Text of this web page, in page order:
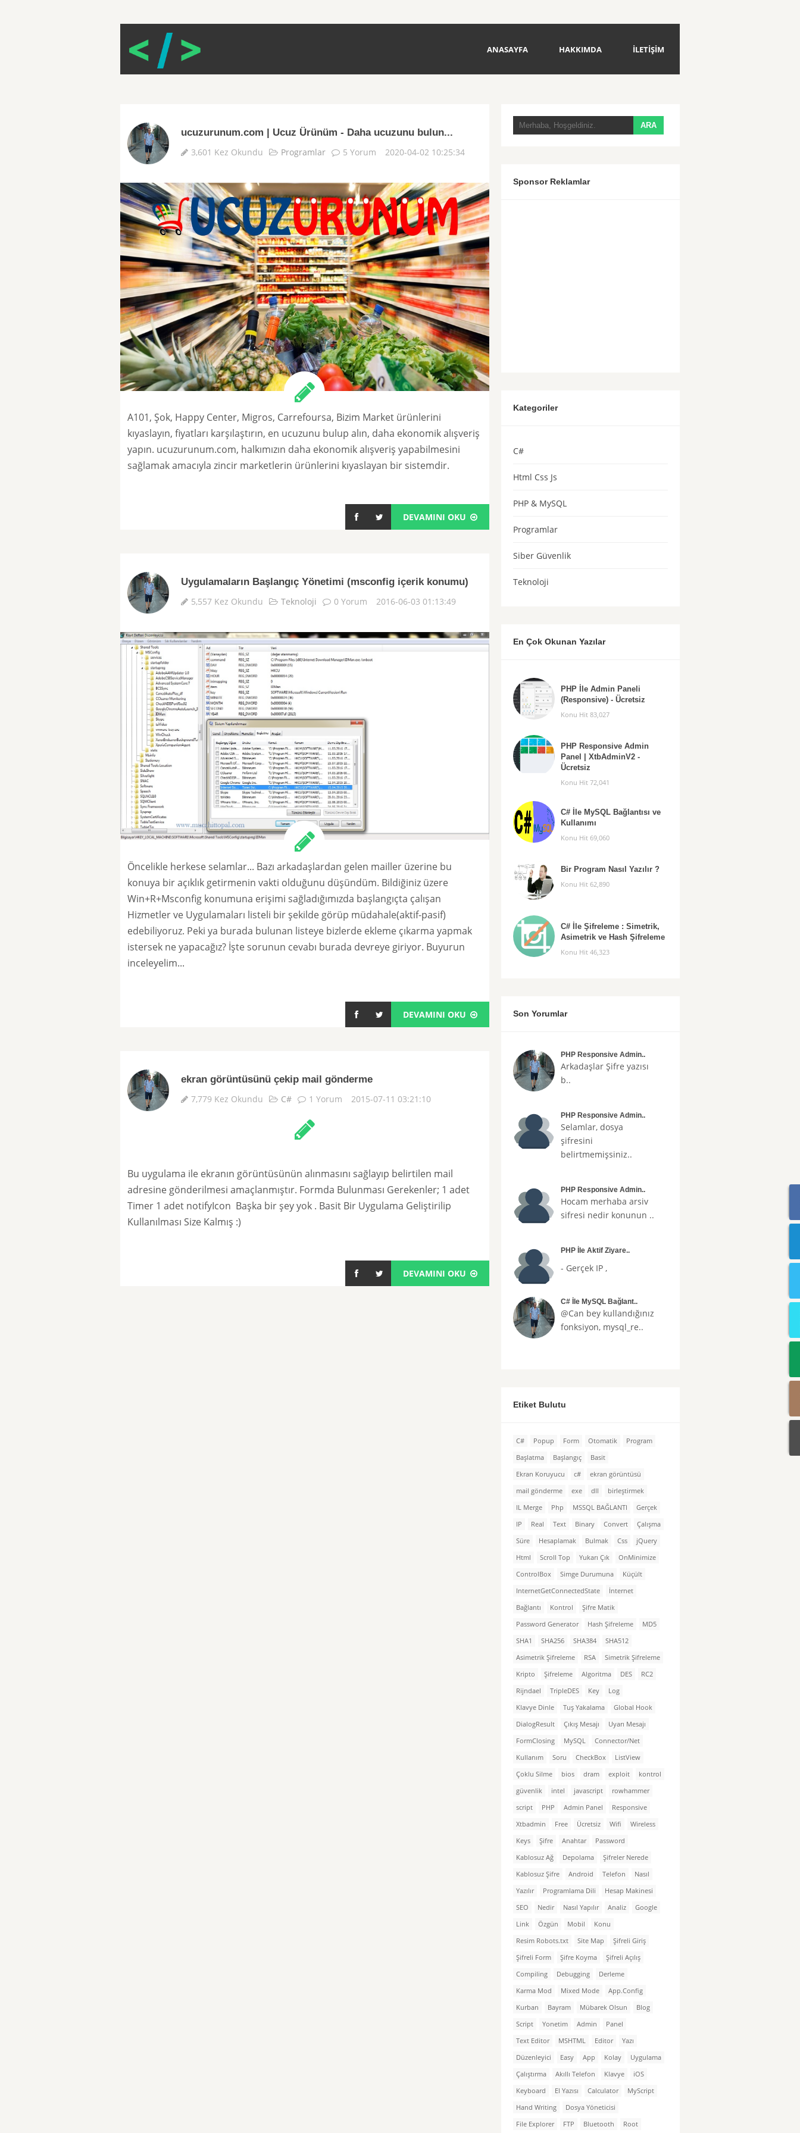
ANASAYFA HAKKIMDA İLETİŞİM
ucuzurunum.com | Ucuz Ürünüm - Daha ucuzunu bulun...
3,601 Kez Okundu
Programlar 5 Yorum 2020-04-02 10:25:34
A101, Şok, Happy Center, Migros, Carrefoursa, Bizim Market ürünlerini
kıyaslayın, fiyatları karşılaştırın, en ucuzunu bulup alın, daha ekonomik alışveriş
yapın. ucuzurunum.com, halkımızın daha ekonomik alışveriş yapabilmesini
sağlamak amacıyla zincir marketlerin ürünlerini kıyaslayan bir sistemdir.
DEVAMINI OKU
Uygulamaların Başlangıç Yönetimi (msconfig içerik konumu)
5,557 Kez Okundu
Teknoloji 0 Yorum 2016-06-03 01:13:49
Öncelikle herkese selamlar... Bazı arkadaşlardan gelen mailler üzerine bu
konuya bir açıklık getirmenin vakti olduğunu düşündüm. Bildiğiniz üzere
Win+R+Msconfig konumuna erişimi sağladığımızda başlangıçta çalışan
Hizmetler ve Uygulamaları listeli bir şekilde görüp müdahale(aktif-pasif)
edebiliyoruz. Peki ya burada bulunan listeye bizlerde ekleme çıkarma yapmak
istersek ne yapacağız? İşte sorunun cevabı burada devreye giriyor. Buyurun
inceleyelim...
DEVAMINI OKU
ekran görüntüsünü çekip mail gönderme
7,779 Kez Okundu
C# 1 Yorum 2015-07-11 03:21:10
Bu uygulama ile ekranın görüntüsünün alınmasını sağlayıp belirtilen mail
adresine gönderilmesi amaçlanmıştır. Formda Bulunması Gerekenler; 1 adet
Timer 1 adet notifyIcon Başka bir şey yok . Basit Bir Uygulama Geliştirilip
Kullanılması Size Kalmış :)
DEVAMINI OKU
Sponsor Reklamlar
Kategoriler
C#
Html Css Js
PHP & MySQL
Programlar
Siber Güvenlik
Teknoloji
En Çok Okunan Yazılar
PHP İle Admin Paneli
(Responsive) - Ücretsiz
Konu Hit 83,027
PHP Responsive Admin
Panel | XtbAdminV2 -
Ücretsiz
Konu Hit 72,041
C# İle MySQL Bağlantısı ve
Kullanımı
Konu Hit 69,060
Bir Program Nasıl Yazılır ?
Konu Hit 62,890
C# İle Şifreleme : Simetrik,
Asimetrik ve Hash Şifreleme
Konu Hit 46,323
Son Yorumlar
PHP Responsive Admin..
Arkadaşlar Şifre yazısı
b..
PHP Responsive Admin..
Selamlar, dosya
şifresini
belirtmemişsiniz..
PHP Responsive Admin..
Hocam merhaba arsiv
sifresi nedir konunun ..
PHP İle Aktif Ziyare..
- Gerçek IP ,
C# İle MySQL Bağlant..
@Can bey kullandığınız
fonksiyon, mysql_re..
Etiket Bulutu
C# Popup Form Otomatik
Program
Başlatma
Başlangıç
Basit
Ekran Koruyucu
c#
ekran görüntüsü
mail gönderme
exe dll
birleştirmek
IL Merge
Php MSSQL BAĞLANTI
Gerçek
IP
Real Text Binary Convert
Çalışma
Süre
Hesaplamak Bulmak Css
jQuery
Html
Scroll Top Yukarı Çık
OnMinimize
ControlBox
Simge Durumuna
Küçült
InternetGetConnectedState
İnternet
Bağlantı
Kontrol
Şifre Matik
Password Generator
Hash Şifreleme
MD5
SHA1
SHA256 SHA384
SHA512
Asimetrik Şifreleme
RSA
Simetrik Şifreleme
Kripto
Şifreleme Algoritma DES
RC2
Rijndael
TripleDES Key
Log
Klavye Dinle
Tuş Yakalama
Global Hook
DialogResult
Çıkış Mesajı
Uyarı Mesajı
FormClosing
MySQL
Connector/Net
Kullanım
Soru CheckBox
ListView
Çoklu Silme
bios dram exploit
kontrol
güvenlik
intel javascript
rowhammer
script
PHP Admin Panel
Responsive
Xtbadmin
Free Ücretsiz Wifi
Wireless
Keys
Şifre Anahtar
Password
Kablosuz Ağ
Depolama
Şifreler Nerede
Kablosuz Şifre
Android Telefon
Nasıl
Yazılır
Programlama Dili
Hesap Makinesi
SEO
Nedir Nasıl Yapılır Analiz
Google
Link
Özgün Mobil
Konu
Resim Robots.txt
Site Map
Şifreli Giriş
Şifreli Form
Şifre Koyma
Şifreli Açılış
Compiling
Debugging
Derleme
Karma Mod
Mixed Mode
App.Config
Kurban
Bayram Mübarek Olsun
Blog
Script
Yonetim Admin
Panel
Text Editor
MSHTML Editor
Yazı
Düzenleyici
Easy App Kolay
Uygulama
Çalıştırma
Akıllı Telefon Klavye
iOS
Keyboard
El Yazısı Calculator
MyScript
Hand Writing
Dosya Yöneticisi
File Explorer
FTP Bluetooth Root